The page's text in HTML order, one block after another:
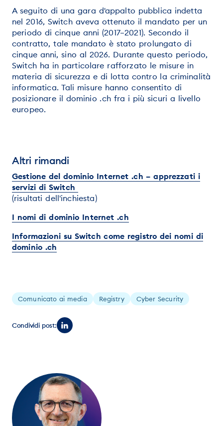
A seguito di una gara d'appalto pubblica indetta
nel 2016, Switch aveva ottenuto il mandato per un
periodo di cinque anni (2017–2021). Secondo il
contratto, tale mandato è stato prolungato di
cinque anni, sino al 2026. Durante questo periodo,
Switch ha in particolare rafforzato le misure in
materia di sicurezza e di lotta contro la criminalità
informatica. Tali misure hanno consentito di
posizionare il dominio .ch fra i più sicuri a livello
europeo.
Altri rimandi
Gestione del dominio Internet .ch – apprezzati i
servizi di Switch
(risultati dell'inchiesta)
I nomi di dominio Internet .ch
Informazioni su Switch come registro dei nomi di
dominio .ch
Comunicato ai media Registry Cyber Security
Condividi post: